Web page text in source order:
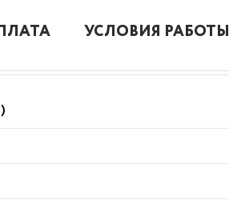
УСЛОВИЯ РАБОТЫ